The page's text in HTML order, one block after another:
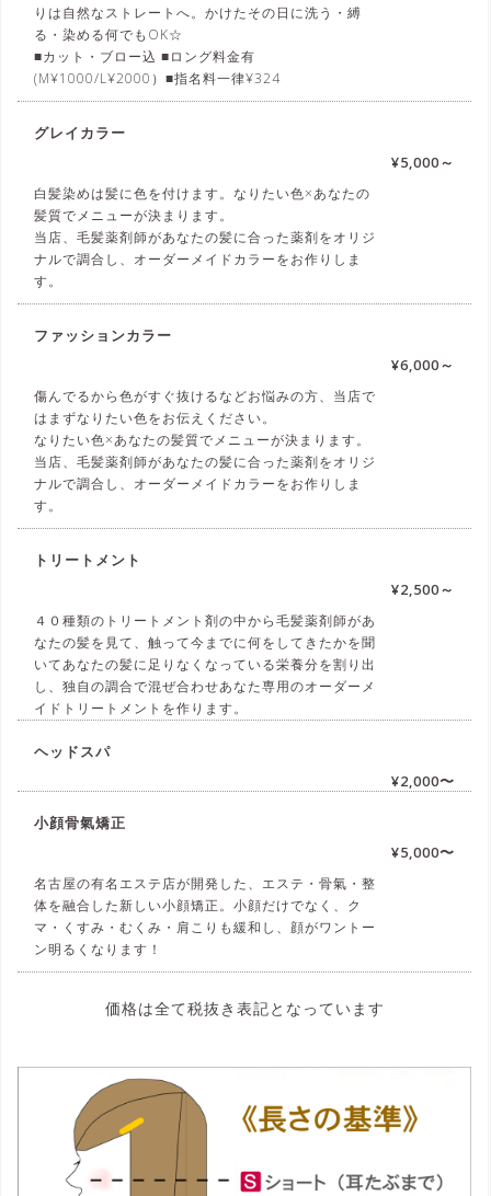
りは自然なストレートへ。かけたその日に洗う・縛
る・染める何でもOK☆
■カット・ブロー込 ■ロング料金有
(M¥1000/L¥2000）■指名料一律¥324
グレイカラー
¥5,000～
白髪染めは髪に色を付けます。なりたい色×あなたの
髪質でメニューが決まります。
当店、毛髪薬剤師があなたの髪に合った薬剤をオリジ
ナルで調合し、オーダーメイドカラーをお作りしま
す。
ファッションカラー
¥6,000～
傷んでるから色がすぐ抜けるなどお悩みの方、当店で
はまずなりたい色をお伝えください。
なりたい色×あなたの髪質でメニューが決まります。
当店、毛髪薬剤師があなたの髪に合った薬剤をオリジ
ナルで調合し、オーダーメイドカラーをお作りしま
す。
トリートメント
¥2,500～
４０種類のトリートメント剤の中から毛髪薬剤師があ
なたの髪を見て、触って今までに何をしてきたかを聞
いてあなたの髪に足りなくなっている栄養分を割り出
し、独自の調合で混ぜ合わせあなた専用のオーダーメ
イドトリートメントを作ります。
ヘッドスパ
¥2,000〜
小顔骨氣矯正
¥5,000〜
名古屋の有名エステ店が開発した、エステ・骨氣・整
体を融合した新しい小顔矯正。小顔だけでなく、ク
マ・くすみ・むくみ・肩こりも緩和し、顔がワントー
ン明るくなります！
価格は全て税抜き表記となっています